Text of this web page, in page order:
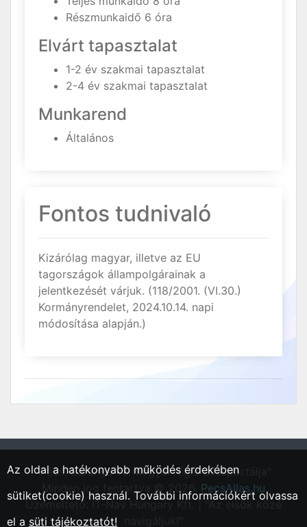
Részmunkaidő 6 óra
Elvárt tapasztalat
1-2 év szakmai tapasztalat
2-4 év szakmai tapasztalat
Munkarend
Általános
Fontos tudnivaló
Kizárólag magyar, illetve az EU
tagországok állampolgárainak a
jelentkezését várjuk. (118/2001. (VI.30.)
Kormányrendelet, 2024.10.14. napi
módosítása alapján.)
"Pécs, Baranya vármegyei régió állásportálja"
Minden jog fentartva © 2026. PecsAllas.hu
Üzemeltető: IT-Nav Hungary Kft. | "Az elsők közé
Az oldal a hatékonyabb működés érdekében
sütiket(cookie) használ. További információkért olvassa
el a süti tájékoztatót!